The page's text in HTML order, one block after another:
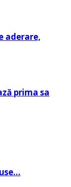
aderare,
prima sa